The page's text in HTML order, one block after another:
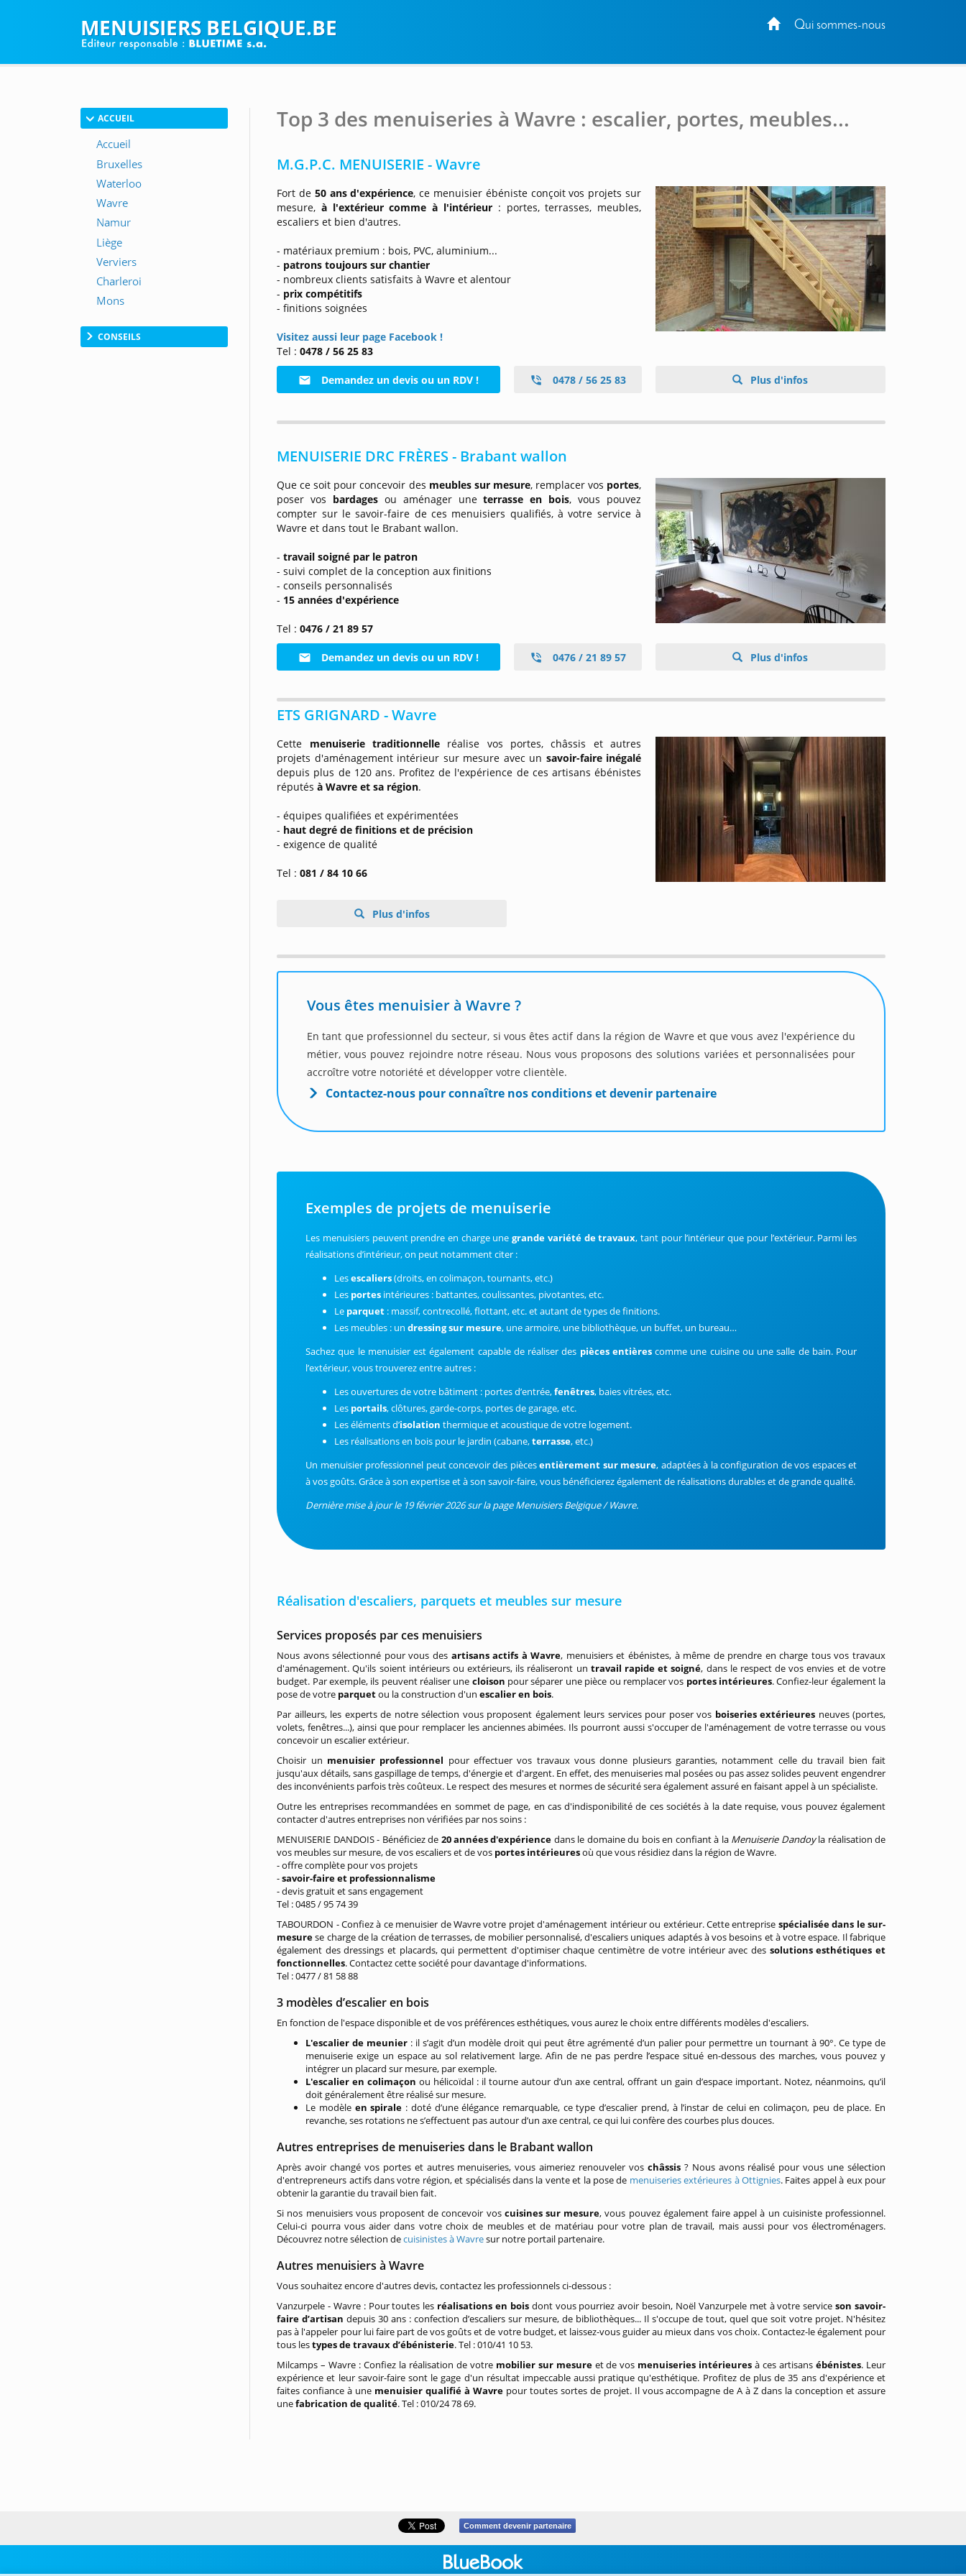
Qui sommes-nous
MENUISIERS BELGIQUE.BE
ACCUEIL
CONSEILS
Top 3 des menuiseries à Wavre : escalier, portes, meubles...
M.G.P.C. MENUISERIE - Wavre
Fort de 50 ans d'expérience, ce menuisier ébéniste conçoit vos projets sur
mesure, à l'extérieur comme à l'intérieur : portes, terrasses, meubles,
escaliers et bien d'autres.
- matériaux premium : bois, PVC, aluminium...
- patrons toujours sur chantier
- nombreux clients satisfaits à Wavre et alentour
- prix compétitifs
- finitions soignées
Visitez aussi leur page Facebook !
Tel :0478 / 56 25 83
Demandez un devis ou un RDV ! 0478 / 56 25 83 Plus d'infos
MENUISERIE DRC FRÈRES - Brabant wallon
Que ce soit pour concevoir des meubles sur mesure, remplacer vos portes,
poser vos bardagesou aménager uneterrasse en bois, vous pouvez
compter sur le savoir-faire de ces menuisiers qualifiés, à votre service à
Wavre et dans tout le Brabant wallon.
-travail soigné par le patron
- suivi complet de la conception aux finitions
- conseils personnalisés
- 15 années d'expérience
Tel :0476 / 21 89 57
Demandez un devis ou un RDV ! 0476 / 21 89 57 Plus d'infos
ETS GRIGNARD - Wavre
Cette menuiserie traditionnelle réalise vos portes, châssis et autres
projets d'aménagement intérieur sur mesure avec un savoir-faire inégalé
depuis plus de 120 ans. Profitez de l'expérience de ces artisans ébénistes
réputésà Wavre et sa région.
- équipes qualifiées et expérimentées
- haut degré de finitions et de précision
- exigence de qualité
Tel :081 / 84 10 66
Plus d'infos
Vous êtes menuisier à Wavre ?
En tant que professionnel du secteur, si vous êtes actif dans la région de Wavre et que vous avez l'expérience du
métier, vous pouvez rejoindre notre réseau. Nous vous proposons des solutions variées et personnalisées pour
accroître votre notoriété et développer votre clientèle.
Contactez-nous pour connaître nos conditions et devenir partenaire
Exemples de projets de menuiserie
Les menuisiers peuvent prendre en charge unegrande variété de travaux, tant pour l’intérieur que pour l’extérieur. Parmi les
réalisations d’intérieur, on peut notamment citer :
Lesescaliers(droits, en colimaçon, tournants, etc.)
Les portes intérieures : battantes, coulissantes, pivotantes, etc.
Le parquet : massif, contrecollé, flottant, etc. et autant de types de finitions.
Les meubles : undressing sur mesure, une armoire, une bibliothèque, un buffet, un bureau…
Sachez que le menuisier est également capable de réaliser des pièces entièrescomme une cuisine ou une salle de bain. Pour
l’extérieur, vous trouverez entre autres :
Les ouvertures de votre bâtiment : portes d’entrée,fenêtres, baies vitrées, etc.
Les portails, clôtures, garde-corps, portes de garage, etc.
Les éléments d’isolationthermique et acoustique de votre logement.
Les réalisations en bois pour le jardin (cabane,terrasse, etc.)
Un menuisier professionnel peut concevoir des piècesentièrement sur mesure, adaptées à la configuration de vos espaces et
à vos goûts. Grâce à son expertise et à son savoir-faire, vous bénéficierez également de réalisations durables et de grande qualité.
Dernière mise à jour le 19 février 2026 sur la page Menuisiers Belgique / Wavre.
Réalisation d'escaliers, parquets et meubles sur mesure
Services proposés par ces menuisiers
Nous avons sélectionné pour vous des artisans actifs à Wavre, menuisiers et ébénistes, à même de prendre en charge tous vos travaux
d'aménagement. Qu'ils soient intérieurs ou extérieurs, ils réaliseront un travail rapide et soigné, dans le respect de vos envies et de votre
budget. Par exemple, ils peuvent réaliser une cloison pour séparer une pièce ou remplacer vos portes intérieures. Confiez-leur également la
pose de votre parquetou la construction d'unescalier en bois.
Par ailleurs, les experts de notre sélection vous proposent également leurs services pour poser vos boiseries extérieures neuves (portes,
volets, fenêtres...), ainsi que pour remplacer les anciennes abimées. Ils pourront aussi s'occuper de l'aménagement de votre terrasse ou vous
concevoir un escalier extérieur.
Choisir un menuisier professionnel pour effectuer vos travaux vous donne plusieurs garanties, notamment celle du travail bien fait
jusqu'aux détails, sans gaspillage de temps, d'énergie et d'argent. En effet, des menuiseries mal posées ou pas assez solides peuvent engendrer
des inconvénients parfois très coûteux. Le respect des mesures et normes de sécurité sera également assuré en faisant appel à un spécialiste.
Outre les entreprises recommandées en sommet de page, en cas d'indisponibilité de ces sociétés à la date requise, vous pouvez également
contacter d'autres entreprises non vérifiées par nos soins :
MENUISERIE DANDOIS - Bénéficiez de 20 années d'expérience dans le domaine du bois en confiant à la Menuiserie Dandoyla réalisation de
vos meubles sur mesure, de vos escaliers et de vos portes intérieuresoù que vous résidiez dans la région de Wavre.
- offre complète pour vos projets
-savoir-faire et professionnalisme
- devis gratuit et sans engagement
Tel : 0485 / 95 74 39
TABOURDON - Confiez à ce menuisier de Wavre votre projet d'aménagement intérieur ou extérieur. Cette entreprise spécialisée dans le sur-
mesurese charge de la création de terrasses, de mobilier personnalisé, d'escaliers uniques adaptés à vos besoins et à votre espace. Il fabrique
également des dressings et placards, qui permettent d'optimiser chaque centimètre de votre intérieur avec des solutions esthétiques et
fonctionnelles. Contactez cette société pour davantage d'informations.
Tel : 0477 / 81 58 88
3 modèles d’escalier en bois
En fonction de l'espace disponible et de vos préférences esthétiques, vous aurez le choix entre différents modèles d'escaliers.
L'escalier de meunier : il s’agit d’un modèle droit qui peut être agrémenté d’un palier pour permettre un tournant à 90°. Ce type de
menuiserie exige un espace au sol relativement large. Afin de ne pas perdre l’espace situé en-dessous des marches, vous pouvez y
intégrer un placard sur mesure, par exemple.
L'escalier en colimaçon ou hélicoïdal : il tourne autour d’un axe central, offrant un gain d’espace important. Notez, néanmoins, qu’il
doit généralement être réalisé sur mesure.
Le modèle en spirale : doté d’une élégance remarquable, ce type d’escalier prend, à l’instar de celui en colimaçon, peu de place. En
revanche, ses rotations ne s’effectuent pas autour d’un axe central, ce qui lui confère des courbes plus douces.
Autres entreprises de menuiseries dans le Brabant wallon
Après avoir changé vos portes et autres menuiseries, vous aimeriez renouveler vos châssis ? Nous avons réalisé pour vous une sélection
d'entrepreneurs actifs dans votre région, et spécialisés dans la vente et la pose de menuiseries extérieures à Ottignies. Faites appel à eux pour
obtenir la garantie du travail bien fait.
Si nos menuisiers vous proposent de concevoir vos cuisines sur mesure, vous pouvez également faire appel à un cuisiniste professionnel.
Celui-ci pourra vous aider dans votre choix de meubles et de matériau pour votre plan de travail, mais aussi pour vos électroménagers.
Découvrez notre sélection decuisinistes à Wavresur notre portail partenaire.
Autres menuisiers à Wavre
Vous souhaitez encore d'autres devis, contactez les professionnels ci-dessous :
Vanzurpele - Wavre : Pour toutes les réalisations en boisdont vous pourriez avoir besoin, Noël Vanzurpele met à votre service son savoir-
faire d’artisan depuis 30 ans : confection d’escaliers sur mesure, de bibliothèques... Il s'occupe de tout, quel que soit votre projet. N'hésitez
pas à l'appeler pour lui faire part de vos goûts et de votre budget, et laissez-vous guider au mieux dans vos choix. Contactez-le également pour
tous lestypes de travaux d’ébénisterie. Tel : 010/41 10 53.
Milcamps – Wavre : Confiez la réalisation de votre mobilier sur mesureet de vos menuiseries intérieures à ces artisansébénistes. Leur
expérience et leur savoir-faire sont le gage d'un résultat impeccable aussi pratique qu'esthétique. Profitez de plus de 35 ans d'expérience et
faites confiance à une menuisier qualifié à Wavre pour toutes sortes de projet. Il vous accompagne de A à Z dans la conception et assure
unefabrication de qualité. Tel : 010/24 78 69.
Comment devenir partenaire